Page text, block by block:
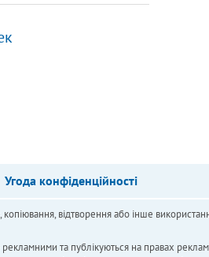
Угода конфіденційності
відтворення або інше
та публікуються на правах